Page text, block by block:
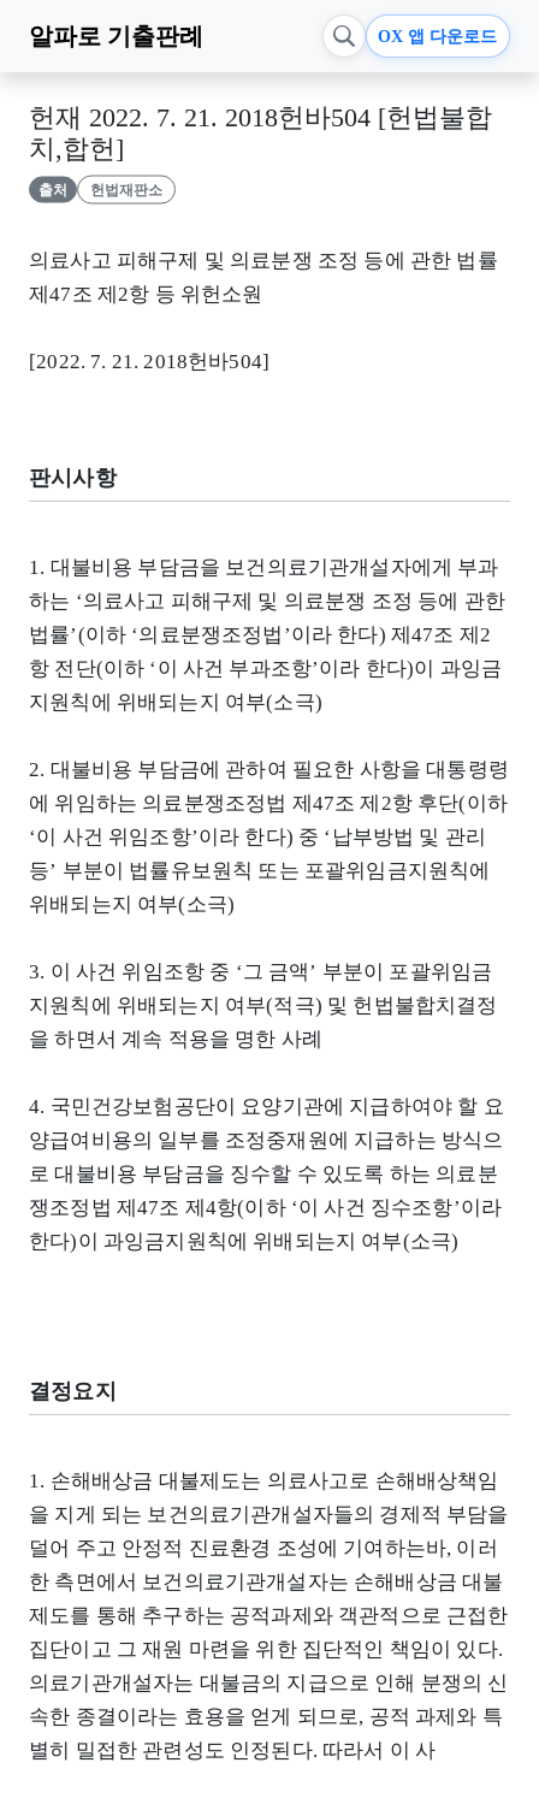
알파로 기출판례 OX 앱 다운로드
헌재 2022. 7. 21. 2018헌바504 [헌법불합
치,합헌]
출처 헌법재판소
의료사고 피해구제 및 의료분쟁 조정 등에 관한 법률
제47조 제2항 등 위헌소원
[2022. 7. 21. 2018헌바504]
판시사항
1. 대불비용 부담금을 보건의료기관개설자에게 부과
하는 ‘의료사고 피해구제 및 의료분쟁 조정 등에 관한
법률’(이하 ‘의료분쟁조정법’이라 한다) 제47조 제2
항 전단(이하 ‘이 사건 부과조항’이라 한다)이 과잉금
지원칙에 위배되는지 여부(소극)
2. 대불비용 부담금에 관하여 필요한 사항을 대통령령
에 위임하는 의료분쟁조정법 제47조 제2항 후단(이하
‘이 사건 위임조항’이라 한다) 중 ‘납부방법 및 관리
등’ 부분이 법률유보원칙 또는 포괄위임금지원칙에
위배되는지 여부(소극)
3. 이 사건 위임조항 중 ‘그 금액’ 부분이 포괄위임금
지원칙에 위배되는지 여부(적극) 및 헌법불합치결정
을 하면서 계속 적용을 명한 사례
4. 국민건강보험공단이 요양기관에 지급하여야 할 요
양급여비용의 일부를 조정중재원에 지급하는 방식으
로 대불비용 부담금을 징수할 수 있도록 하는 의료분
쟁조정법 제47조 제4항(이하 ‘이 사건 징수조항’이라
한다)이 과잉금지원칙에 위배되는지 여부(소극)
결정요지
1. 손해배상금 대불제도는 의료사고로 손해배상책임
을 지게 되는 보건의료기관개설자들의 경제적 부담을
덜어 주고 안정적 진료환경 조성에 기여하는바, 이러
한 측면에서 보건의료기관개설자는 손해배상금 대불
제도를 통해 추구하는 공적과제와 객관적으로 근접한
집단이고 그 재원 마련을 위한 집단적인 책임이 있다.
의료기관개설자는 대불금의 지급으로 인해 분쟁의 신
속한 종결이라는 효용을 얻게 되므로, 공적 과제와 특
별히 밀접한 관련성도 인정된다. 따라서 이 사